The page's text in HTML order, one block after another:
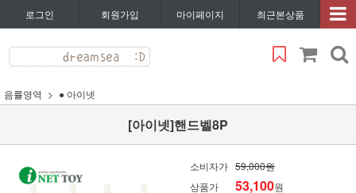
로그인 회원가입 마이페이지 최근본상품
음률영역 ● 아이넷
[아이넷]핸드벨8P
소비자가 59,000원
상품가
53,100원